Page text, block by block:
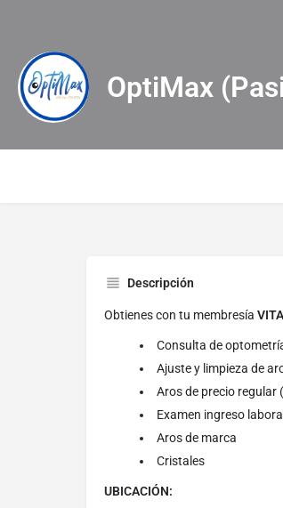
OptiMax
Descripción
Obtienes con tu membresía
Consulta de
Ajuste y limpieza de
Aros de precio
Examen ingreso
Aros de
UBICACIÓN: